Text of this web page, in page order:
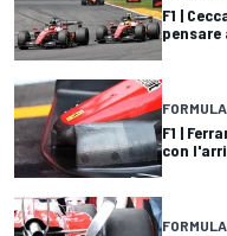
F1 |
FORMULA
F1 |
con
FORMULA